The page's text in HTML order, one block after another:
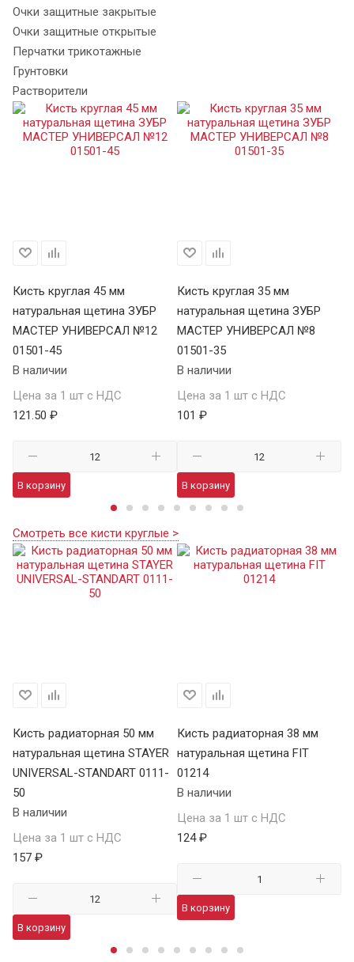
Очки защитные закрытые
Очки защитные открытые
Перчатки трикотажные
Грунтовки
Растворители
Кисть круглая 45 мм
натуральная щетина ЗУБР
МАСТЕР УНИВЕРСАЛ №12
01501-45
В наличии
Цена за 1 шт с НДС
121.50 ₽
В корзину
Кисть круглая 35 мм
натуральная щетина ЗУБР
МАСТЕР УНИВЕРСАЛ №8
01501-35
В наличии
Цена за 1 шт с НДС
101 ₽
В корзину
Смотреть все кисти круглые >
Кисть радиаторная 50 мм
натуральная щетина STAYER
UNIVERSAL-STANDART 0111-
50
В наличии
Цена за 1 шт с НДС
157 ₽
В корзину
Кисть радиаторная 38 мм
натуральная щетина FIT
01214
В наличии
Цена за 1 шт с НДС
124 ₽
В корзину